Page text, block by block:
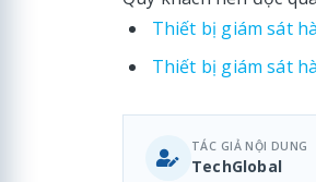
Thiết bị giám sát
Thiết bị giám sát
TÁC GIẢ NỘI DUNG
TechGlobal